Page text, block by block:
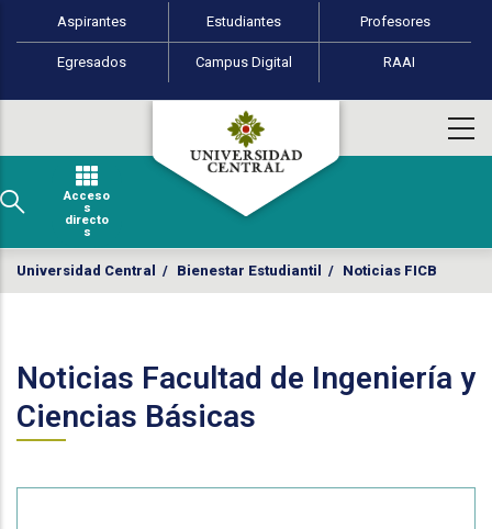
Pasar al contenido principal
Perfiles de usuario
Aspirantes Estudiantes Profesores
Egresados Campus Digital RAAI
Acceso
s
directo
s
Universidad Central / Bienestar Estudiantil / Noticias FICB
Noticias Facultad de Ingeniería y
Ciencias Básicas